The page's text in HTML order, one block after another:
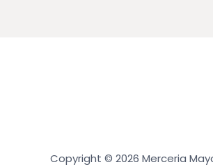
Copyright © 2026 Merceria